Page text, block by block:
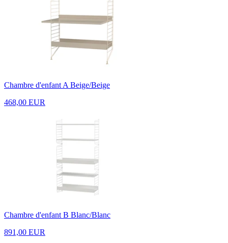
Chambre d'enfant A Beige/Beige
468,00 EUR
Chambre d'enfant B Blanc/Blanc
891,00 EUR